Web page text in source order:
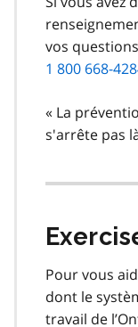
vos
1 800 668-
« La
s'arrête pas
Pour vous
dont le
travail de